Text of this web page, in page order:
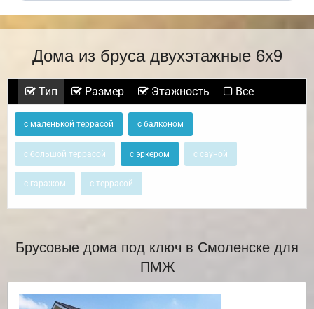
Дома из бруса двухэтажные 6х9
Тип Размер Этажность Все
с маленькой террасой с балконом
с большой террасой с эркером с сауной
с гаражом с террасой
Брусовые дома под ключ в Смоленске для
ПМЖ